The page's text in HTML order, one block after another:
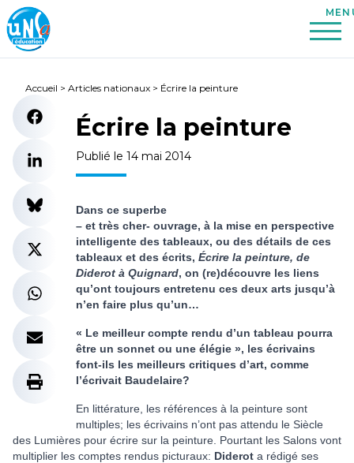
Accueil > Articles nationaux > Écrire la peinture
Écrire la peinture
Publié le 14 mai 2014
Dans ce superbe
– et très cher- ouvrage, à la mise en perspective
intelligente des tableaux, ou des détails de ces
tableaux et des écrits, Écrire la peinture, de
Diderot à Quignard, on (re)découvre les liens
qu’ont toujours entretenu ces deux arts jusqu’à
n’en faire plus qu’un…
« Le meilleur compte rendu d’un tableau pourra
être un sonnet ou une élégie », les écrivains
font-ils les meilleurs critiques d’art, comme
l’écrivait Baudelaire?
En littérature, les références à la peinture sont
multiples; les écrivains n’ont pas attendu le Siècle
des Lumières pour écrire sur la peinture. Pourtant les Salons vont
multiplier les comptes rendus picturaux: Diderot a rédigé ses